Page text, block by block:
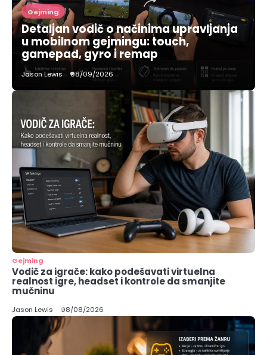
Gejming
Detaljan vodič o načinima upravljanja
u mobilnom gejmingu: touch,
gamepad, gyro i remap
Jason Lewis 08/09/2026
Gejming
Vodič za igrače: kako podešavati virtuelna
realnost igre, headset i kontrole da smanjite
mučninu
Jason Lewis 08/08/2026